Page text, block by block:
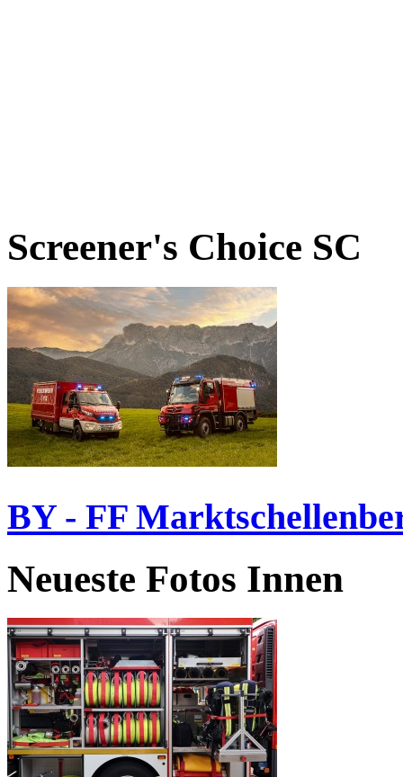
Screener's Choice SC
BY - FF
Neueste Fotos Innen